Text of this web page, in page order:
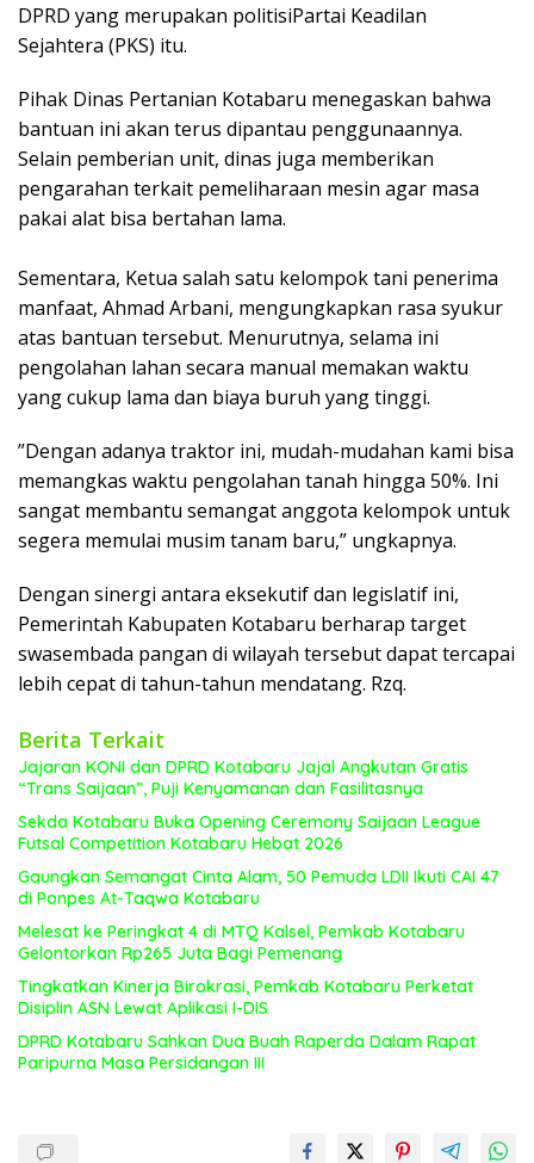
DPRD yang merupakan politisiPartai Keadilan
Sejahtera (PKS) itu.
​Pihak Dinas Pertanian Kotabaru menegaskan bahwa
bantuan ini akan terus dipantau penggunaannya.
Selain pemberian unit, dinas juga memberikan
pengarahan terkait pemeliharaan mesin agar masa
pakai alat bisa bertahan lama.
Sementara, ​Ketua salah satu kelompok tani penerima
manfaat, Ahmad Arbani, mengungkapkan rasa syukur
atas bantuan tersebut. Menurutnya, selama ini
pengolahan lahan secara manual memakan waktu
yang cukup lama dan biaya buruh yang tinggi.
​”Dengan adanya traktor ini, mudah-mudahan kami bisa
memangkas waktu pengolahan tanah hingga 50%. Ini
sangat membantu semangat anggota kelompok untuk
segera memulai musim tanam baru,” ungkapnya.
​Dengan sinergi antara eksekutif dan legislatif ini,
Pemerintah Kabupaten Kotabaru berharap target
swasembada pangan di wilayah tersebut dapat tercapai
lebih cepat di tahun-tahun mendatang. Rzq.
Berita Terkait
Jajaran KONI dan DPRD Kotabaru Jajal Angkutan Gratis
“Trans Saijaan”, Puji Kenyamanan dan Fasilitasnya
Sekda Kotabaru Buka Opening Ceremony Saijaan League
Futsal Competition Kotabaru Hebat 2026
Gaungkan Semangat Cinta Alam, 50 Pemuda LDII Ikuti CAI 47
di Ponpes At-Taqwa Kotabaru
Melesat ke Peringkat 4 di MTQ Kalsel, Pemkab Kotabaru
Gelontorkan Rp265 Juta Bagi Pemenang
Tingkatkan Kinerja Birokrasi, Pemkab Kotabaru Perketat
Disiplin ASN Lewat Aplikasi I-DIS
DPRD Kotabaru Sahkan Dua Buah Raperda Dalam Rapat
Paripurna Masa Persidangan III